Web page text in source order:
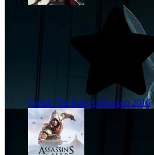
Creed: The Ezio Collection 2016